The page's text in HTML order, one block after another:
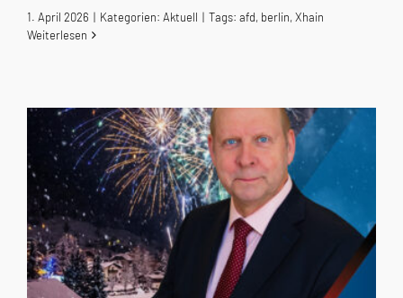
1. April 2026 | Kategorien: Aktuell | Tags: afd, berlin,Xhain
Weiterlesen